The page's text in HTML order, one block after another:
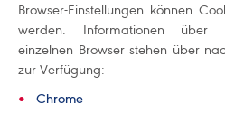
Browser-Einstellungen können
werden. Informationen über
einzelnen Browser stehen über
zur Verfügung:
Chrome